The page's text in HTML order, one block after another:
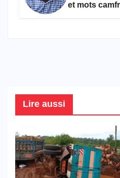
et mots
Lire aussi